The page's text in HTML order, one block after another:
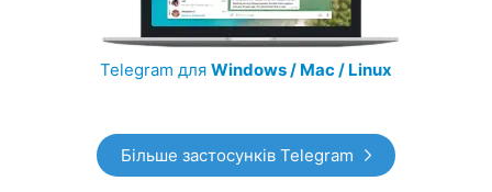
Telegram для Windows / Mac / Linux
Більше застосунків Telegram